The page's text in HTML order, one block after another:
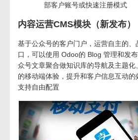
部客户账号或快速注册模式
内容运营CMS模块（新发布）
基于公众号的客户门户，运营自主的
口，可以使用 Odoo的 Blog 管理和发
众号文章聚合做知识库的导航及主题化
的移动端体验，提升和客户信息互动
支持自由配置